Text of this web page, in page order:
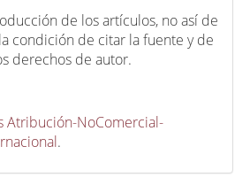
de los artículos, no así de
condición de citar la fuente y de
derechos de autor.
Atribución-NoComercial-
.